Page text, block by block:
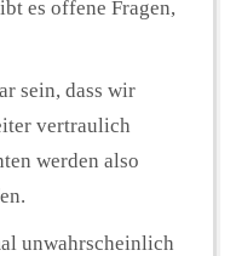
es offene Fragen,
sein, dass wir
vertraulich
werden also
unwahrscheinlich